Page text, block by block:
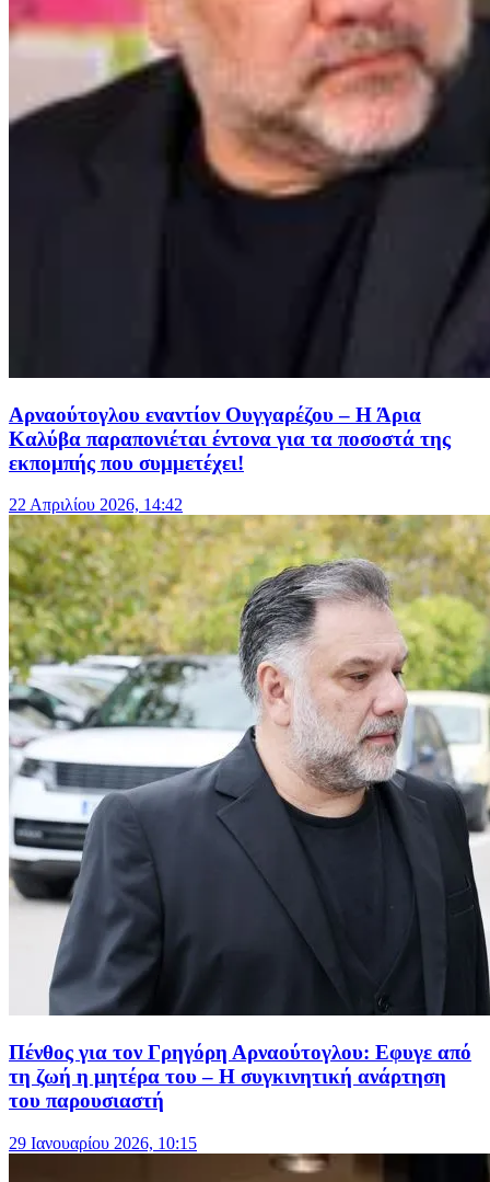
Αρναούτογλου εναντίον Ουγγαρέζου – Η Άρια
Καλύβα παραπονιέται έντονα για τα ποσοστά της
εκπομπής που συμμετέχει!
22 Απριλίου 2026, 14:42
Πένθος για τον Γρηγόρη Αρναούτογλου: Εφυγε από
τη ζωή η μητέρα του – Η συγκινητική ανάρτηση
του παρουσιαστή
29 Ιανουαρίου 2026, 10:15